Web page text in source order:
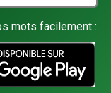
mots facilement :